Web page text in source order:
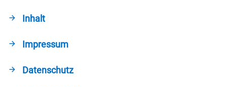
Inhalt
Impressum
Datenschutz